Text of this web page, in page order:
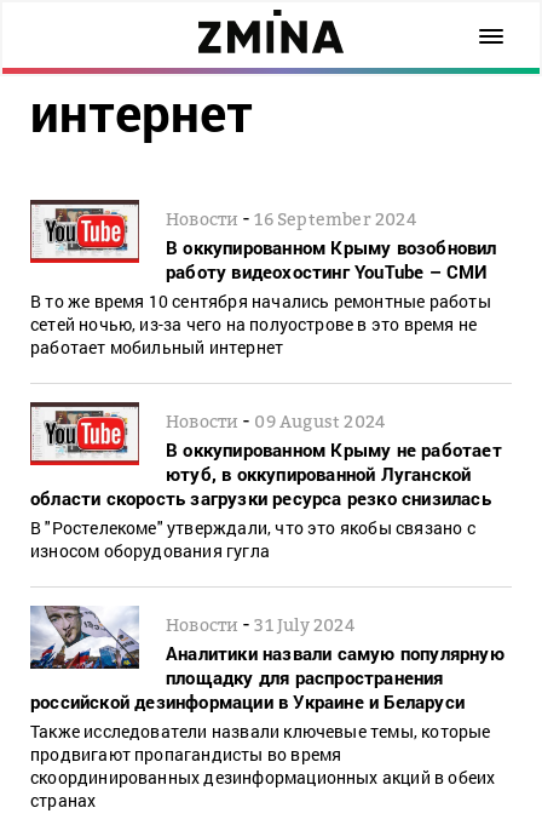
интернет
Новости -16 September 2024
В оккупированном Крыму возобновил
работу видеохостинг YouTube – СМИ
В то же время 10 сентября начались ремонтные работы
сетей ночью, из-за чего на полуострове в это время не
работает мобильный интернет
Новости - 09 August 2024
В оккупированном Крыму не работает
ютуб, в оккупированной Луганской
области скорость загрузки ресурса резко снизилась
В "Ростелекоме" утверждали, что это якобы связано с
износом оборудования гугла
Новости -31 July 2024
Аналитики назвали самую популярную
площадку для распространения
российской дезинформации в Украине и Беларуси
Также исследователи назвали ключевые темы, которые
продвигают пропагандисты во время
скоординированных дезинформационных акций в обеих
странах